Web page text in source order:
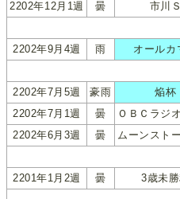
2202年12月1週
曇 市川Ｓ
2202年9月4週 雨 オールカ
2202年7月5週 豪雨 焔杯
2202年7月1週
曇 ＯＢＣラジ
2202年6月3週
曇 ムーンスト
2201年1月2週 曇 3歳未勝